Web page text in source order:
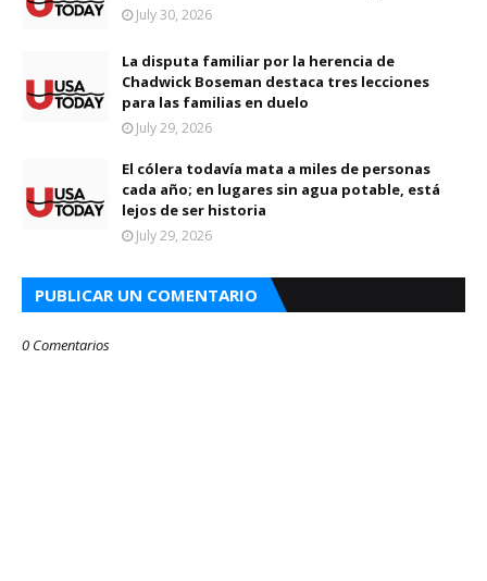
July 30, 2026
La disputa familiar por la herencia de
Chadwick Boseman destaca tres lecciones
para las familias en duelo
July 29, 2026
El cólera todavía mata a miles de personas
cada año; en lugares sin agua potable, está
lejos de ser historia
July 29, 2026
PUBLICAR UN COMENTARIO
0 Comentarios